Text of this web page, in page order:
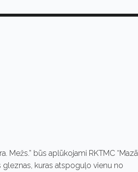
Mežs.” būs aplūkojami RKTMC “Mazā
gleznas, kuras atspoguļo vienu no